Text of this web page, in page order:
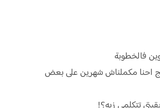
فالخطوبة
احنا مكملناش شهرين على بعض